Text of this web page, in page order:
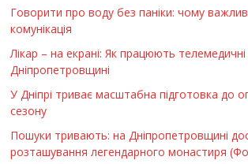
Говорити про воду без паніки: чому
комунікація
Лікар – на екрані: Як працюють
Дніпропетровщині
У Дніпрі триває масштабна підготовка до
сезону
Пошуки тривають: на Дніпропетровщині
розташування легендарного монастиря